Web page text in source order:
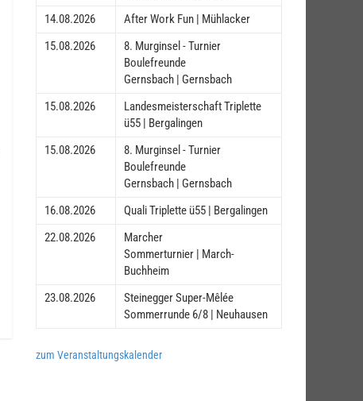
14.08.2026
After Work Fun | Mühlacker
15.08.2026
8. Murginsel - Turnier
Boulefreunde
Gernsbach | Gernsbach
15.08.2026
Landesmeisterschaft Triplette
ü55 | Bergalingen
15.08.2026
8. Murginsel - Turnier
Boulefreunde
Gernsbach | Gernsbach
16.08.2026
Quali Triplette ü55 | Bergalingen
22.08.2026
Marcher
Sommerturnier | March-
Buchheim
23.08.2026
Steinegger Super-Mêlée
Sommerrunde 6/8 | Neuhausen
zum Veranstaltungskalender